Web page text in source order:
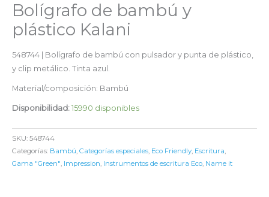
Bolígrafo de bambú y
plástico Kalani
548744 | Bolígrafo de bambú con pulsador y punta de plástico,
y clip metálico. Tinta azul.
Material/composición: Bambú
Disponibilidad: 15990 disponibles
SKU: 548744
Categorías: Bambú Categorías especiales Eco Friendly Escritura
Gama "Green" Impression Instrumentos de escritura Eco Name it